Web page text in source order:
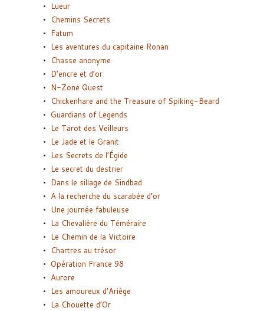
Lueur
Chemins Secrets
Fatum
Les aventures du capitaine Ronan
Chasse anonyme
D’encre et d’or
N-Zone Quest
Chickenhare and the Treasure of Spiking-Beard
Guardians of Legends
Le Tarot des Veilleurs
Le Jade et le Granit
Les Secrets de l’Égide
Le secret du destrier
Dans le sillage de Sindbad
A la recherche du scarabée d’or
Une journée fabuleuse
La Chevalière du Téméraire
Le Chemin de la Victoire
Chartres au trésor
Opération France 98
Aurore
Les amoureux d’Ariège
La Chouette d’Or